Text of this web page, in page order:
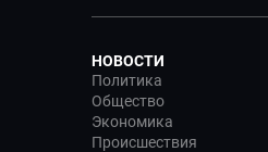
НОВОСТИ
Политика
Общество
Экономика
Происшествия